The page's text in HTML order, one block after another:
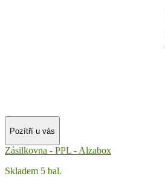
Pozítří u vás
Zásilkovna - PPL - Alzabox
Skladem 5 bal.